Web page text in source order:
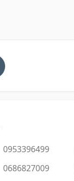
0953396499
0686827009